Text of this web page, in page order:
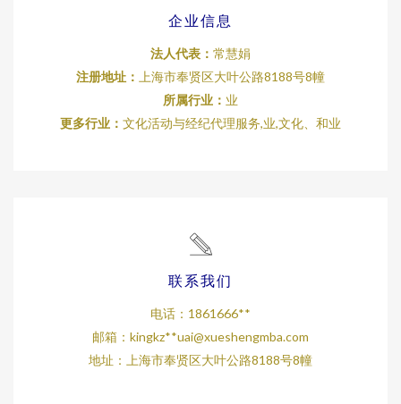
企业信息
法人代表： 常慧娟
注册地址：
上海市奉贤区大叶公路8188号8幢
所属行业： 业
更多行业： 文化活动与经纪代理服务,业,文化、和业
联系我们
电话：1861666**
邮箱：kingkz**uai@xueshengmba.com
地址：上海市奉贤区大叶公路8188号8幢